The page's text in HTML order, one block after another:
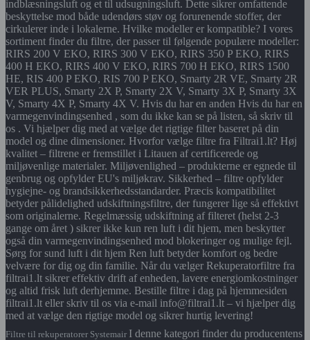
indblæsningsluft og et til udsugningsluft. Dette sikrer omfattende
beskyttelse mod både udendørs støv og forurenende stoffer, der
cirkulerer inde i lokalerne. Hvilke modeller er kompatible? I vores
sortiment finder du filtre, der passer til følgende populære modeller:
RIRS 200 V EKO, RIRS 300 V EKO, RIRS 350 P EKO, RIRS
400 H EKO, RIRS 400 V EKO, RIRS 700 H EKO, RIRS 1500
HE, RIS 400 P EKO, RIS 700 P EKO, Smarty 2R VE, Smarty 2R
VER PLUS, Smarty 2X P, Smarty 2X V, Smarty 3X P, Smarty 3X
V, Smarty 4X P, Smarty 4X V. Hvis du har en anden Hvis du har en
varmegenvindingsenhed , som du ikke kan se på listen, så skriv til
os . Vi hjælper dig med at vælge det rigtige filter baseret på din
model og dine dimensioner. Hvorfor vælge filtre fra Filtrai1.lt? Høj
kvalitet – filtrene er fremstillet i Litauen af certificerede og
miljøvenlige materialer. Miljøvenlighed – produkterne er egnede til
genbrug og opfylder EU's miljøkrav. Sikkerhed – filtre opfylder
hygiejne- og brandsikkerhedsstandarder. Præcis kompatibilitet
betyder pålidelighed udskiftningsfiltre, der fungerer lige så effektivt
som originalerne. Regelmæssig udskiftning af filteret (helst 2-3
gange om året ) sikrer ikke kun ren luft i dit hjem, men beskytter
også din varmegenvindingsenhed mod blokeringer og mulige fejl.
Sørg for sund luft i dit hjem Ren luft betyder komfort og bedre
velvære for dig og din familie. Når du vælger Rekuperatorfiltre fra
filtrai1.lt sikrer effektiv drift af enheden, lavere energiomkostninger
og altid frisk luft derhjemme. Bestille filtre i dag på hjemmesiden
filtrai1.lt eller skriv til os via e-mail info@filtrai1.lt – vi hjælper dig
med at vælge den rigtige model og sikrer hurtig levering!
Filtre til rekuperatorer Systemair I denne kategori finder du producentens